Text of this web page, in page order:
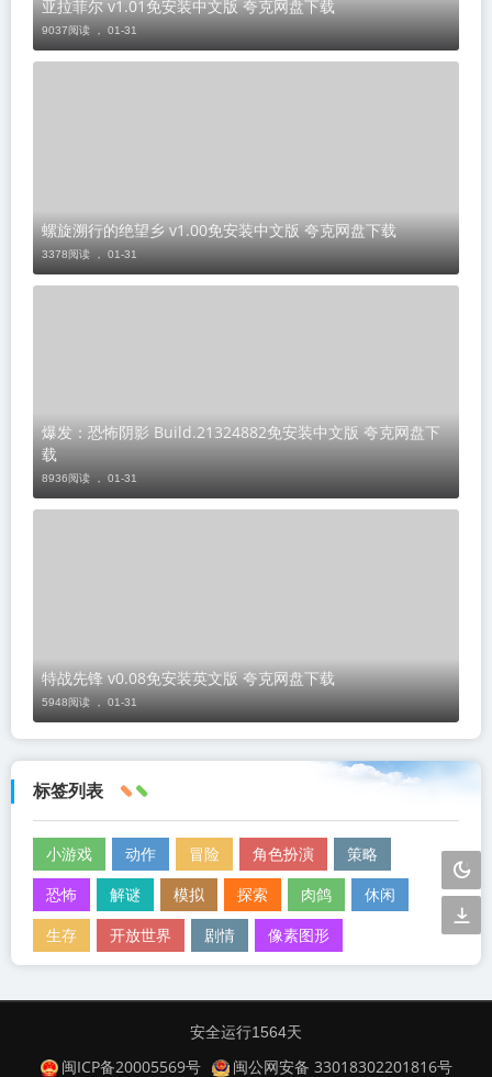
亚拉菲尔 v1.01免安装中文版 夸克网盘下载
9037阅读 ， 01-31
螺旋溯行的绝望乡 v1.00免安装中文版 夸克网盘下载
3378阅读 ， 01-31
爆发：恐怖阴影 Build.21324882免安装中文版 夸克网盘下
载
8936阅读 ， 01-31
特战先锋 v0.08免安装英文版 夸克网盘下载
5948阅读 ， 01-31
标签列表
小游戏 动作 冒险 角色扮演
策略
恐怖
解谜 模拟 探索 肉鸽
休闲
生存
开放世界 剧情 像素图形
安全运行1564天
闽ICP备20005569号 闽公网安备 33018302201816号